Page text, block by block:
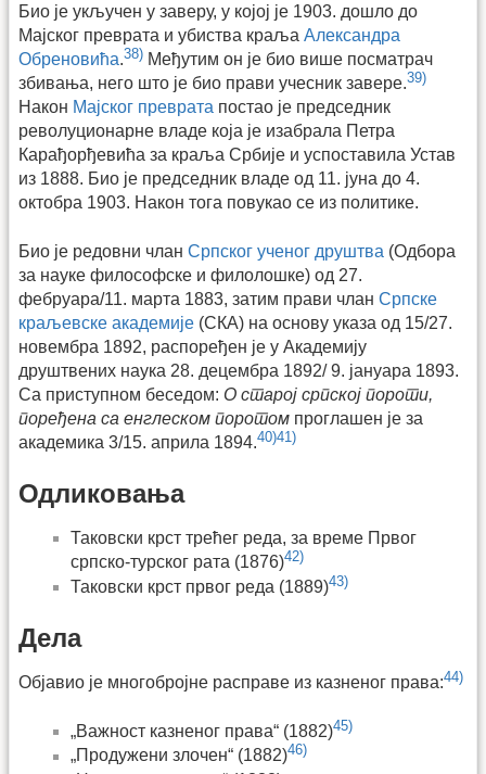
Био је укључен у заверу, у којој је 1903. дошло до
Мајског преврата и убиства краља Александра
Обреновића.38) Међутим он је био више посматрач
збивања, него што је био прави учесник завере.39)
Након Мајског преврата постао је председник
револуционарне владе која је изабрала Петра
Карађорђевића за краља Србије и успоставила Устав
из 1888. Био је председник владе од 11. јуна до 4.
октобра 1903. Након тога повукао се из политике.
Био је редовни члан Српског ученог друштва (Одбора
за науке философске и филолошке) од 27.
фебруара/11. марта 1883, затим прави члан Српске
краљевске академије (СКА) на основу указа од 15/27.
новембра 1892, распоређен је у Академију
друштвених наука 28. децембра 1892/ 9. јануара 1893.
Са приступном беседом: О старој српској пороти,
поређена са енглеском поротом проглашен је за
академика 3/15. априла 1894.40)41)
Одликовања
Таковски крст трећег реда, за време Првог
српско-турског рата (1876)42)
Таковски крст првог реда (1889)43)
Дела
Објавио је многобројне расправе из казненог права:44)
„Важност казненог права“ (1882)45)
„Продужени злочен“ (1882)46)